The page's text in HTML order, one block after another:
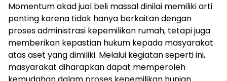
Momentum akad jual beli massal dinilai memiliki arti
penting karena tidak hanya berkaitan dengan
proses administrasi kepemilikan rumah, tetapi juga
memberikan kepastian hukum kepada masyarakat
atas aset yang dimiliki. Melalui kegiatan seperti ini,
masyarakat diharapkan dapat memperoleh